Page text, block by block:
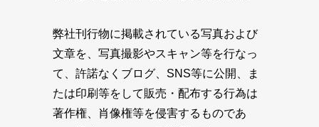
弊社刊行物に掲載されている写真および
文章を、写真撮影やスキャン等を行なっ
て、許諾なくブログ、SNS等に公開、ま
たは印刷等をして販売・配布する行為は
著作権、肖像権等を侵害するものであ